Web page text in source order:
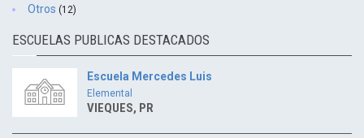
Otros (12)
ESCUELAS PUBLICAS DESTACADOS
Escuela Mercedes Luis
Elemental
VIEQUES, PR